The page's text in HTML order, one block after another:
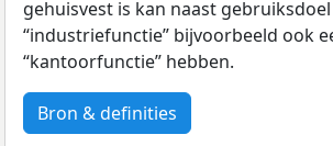
gehuisvest is kan naast gebruiksdoel
“industriefunctie” bijvoorbeeld ook
“kantoorfunctie” hebben.
Bron & definities